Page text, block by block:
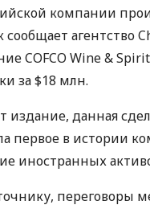
компании
сообщает агентство
COFCO Wine &
за $18 млн.
издание, данная
первое в истории
иностранных
переговоры